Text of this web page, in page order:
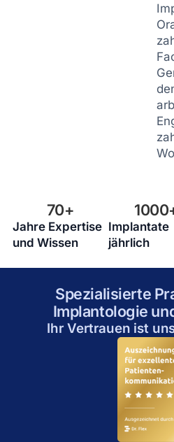
Jahre Expertise
und Wissen
70+
Implantate
jährlich
1000
Spezialisierte
Implantologie
Ihr Vertrauen ist